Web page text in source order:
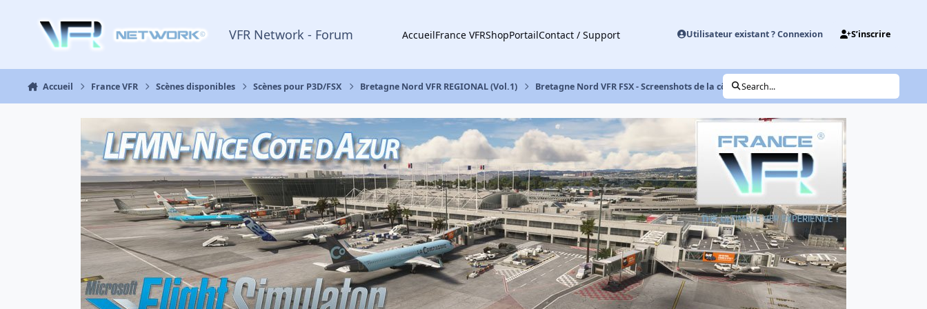
VFR Network - Forum AccueilFrance VFRShopPortailContact / Support Utilisateur existant ? Connexion S’inscrire
Accueil France VFR Scènes disponibles Scènes pour P3D/FSX Bretagne Nord VFR REGIONAL (Vol.1) Bretagne Nord VFR FSX - Screenshots de la côte de granit rose
Search...